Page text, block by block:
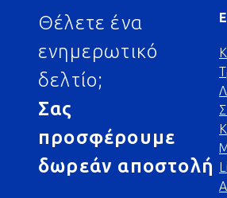
Θέλετε ένα
ενημερωτικό
δελτίο;
Σας
προσφέρουμε
δωρεάν αποστολή